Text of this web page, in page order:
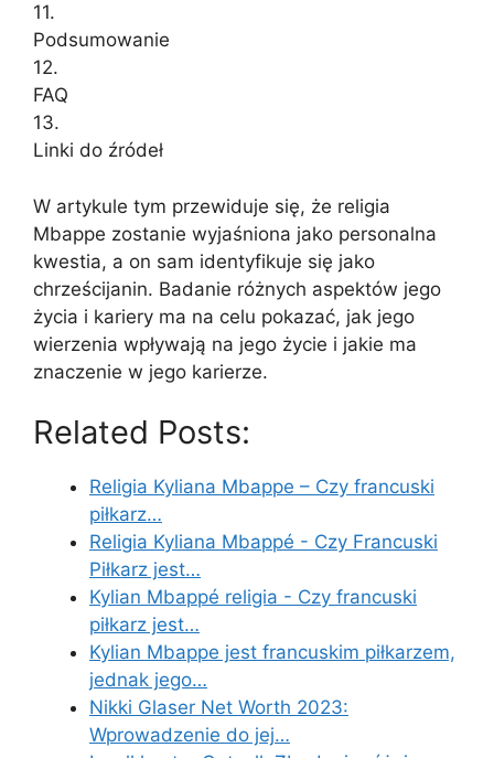
11.
Podsumowanie
12.
FAQ
13.
Linki do źródeł
W artykule tym przewiduje się, że religia
Mbappe zostanie wyjaśniona jako personalna
kwestia, a on sam identyfikuje się jako
chrześcijanin. Badanie różnych aspektów jego
życia i kariery ma na celu pokazać, jak jego
wierzenia wpływają na jego życie i jakie ma
znaczenie w jego karierze.
Related Posts:
Religia Kyliana Mbappe – Czy francuski
piłkarz…
Religia Kyliana Mbappé - Czy Francuski
Piłkarz jest…
Kylian Mbappé religia - Czy francuski
piłkarz jest…
Kylian Mbappe jest francuskim piłkarzem,
jednak jego…
Nikki Glaser Net Worth 2023:
Wprowadzenie do jej…